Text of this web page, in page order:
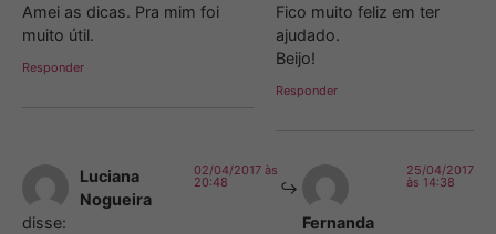
Amei as dicas. Pra mim foi
muito útil.
Responder
Fico muito feliz em ter
ajudado.
Beijo!
Responder
Luciana
Nogueira
disse:
02/04/2017 às
20:48
Fernanda
25/04/2017
às 14:38